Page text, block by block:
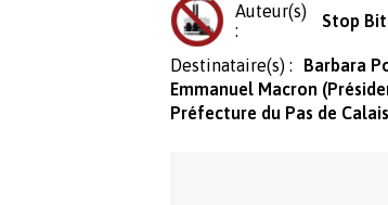
Auteur(s)
:
Stop
Destinataire(s) :
Barbara
Emmanuel Macron
Préfecture du Pas de